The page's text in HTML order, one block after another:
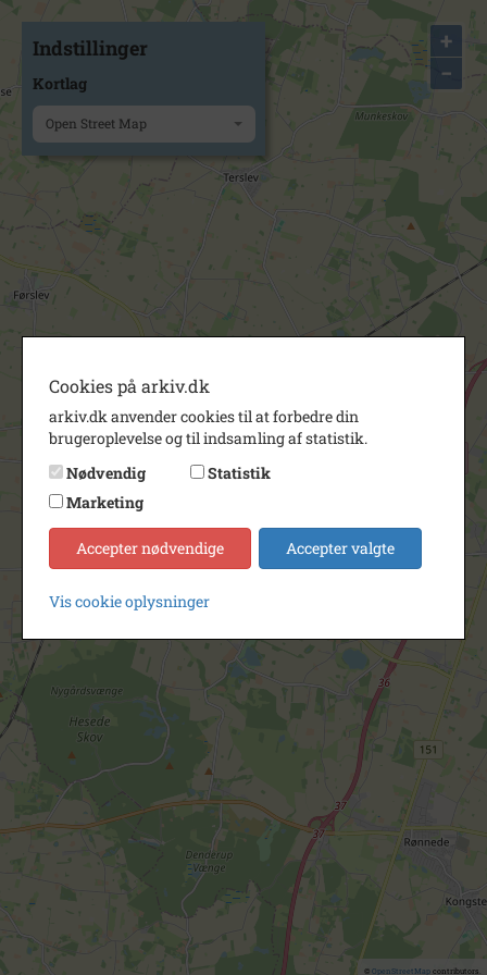
+
−
© OpenStreetMapcontributors.
Indstillinger
Kortlag
Open Street Map
Cookies på arkiv.dk
arkiv.dk anvender cookies til at forbedre din
brugeroplevelse og til indsamling af statistik.
Nødvendig
Statistik
Marketing
Accepter nødvendige Accepter valgte
Vis cookie oplysninger